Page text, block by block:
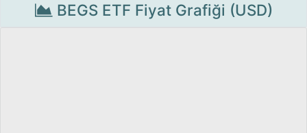
BEGS ETF Fiyat Grafiği (USD)